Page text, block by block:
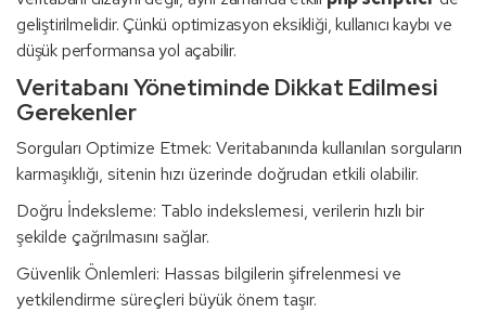
geliştirilmelidir. Çünkü optimizasyon eksikliği, kullanıcı kaybı ve
düşük performansa yol açabilir.
Veritabanı Yönetiminde Dikkat Edilmesi
Gerekenler
Sorguları Optimize Etmek: Veritabanında kullanılan sorguların
karmaşıklığı, sitenin hızı üzerinde doğrudan etkili olabilir.
Doğru İndeksleme: Tablo indekslemesi, verilerin hızlı bir
şekilde çağrılmasını sağlar.
Güvenlik Önlemleri: Hassas bilgilerin şifrelenmesi ve
yetkilendirme süreçleri büyük önem taşır.